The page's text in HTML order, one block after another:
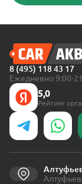
8 (495) 118 43 17
Ежедневно 9:00-
5,0
Рейтинг